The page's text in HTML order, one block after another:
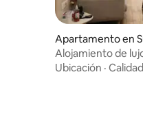
Apartamento en
Alojamiento de
de estilo resort
Ubicación ·